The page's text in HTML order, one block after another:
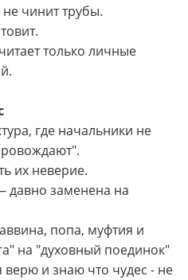
чинит трубы.
только личные
где начальники не
их неверие.
давно заменена на
попа, муфтия и
на "духовный поединок"
и знаю что чудес - не